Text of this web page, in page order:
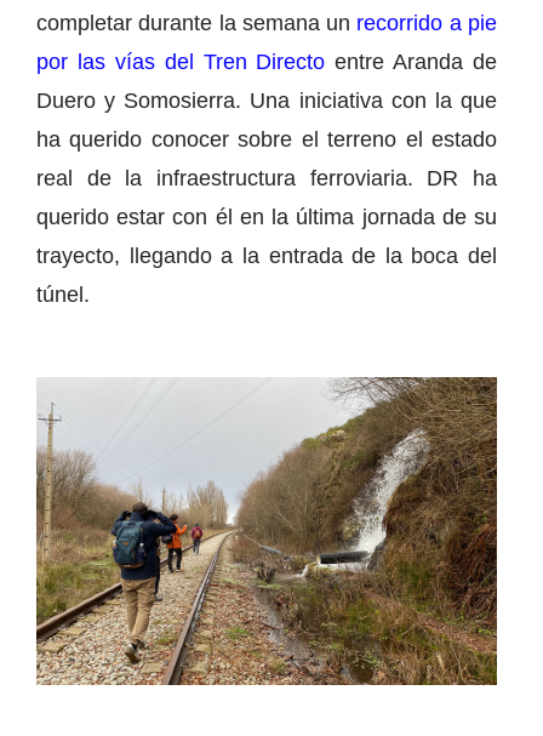
completar durante la semana un recorrido a pie
por las vías del Tren Directo entre Aranda de
Duero y Somosierra. Una iniciativa con la que
ha querido conocer sobre el terreno el estado
real de la infraestructura ferroviaria. DR ha
querido estar con él en la última jornada de su
trayecto, llegando a la entrada de la boca del
túnel.